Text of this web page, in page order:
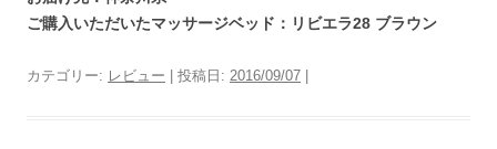
ご購入いただいたマッサージベッド：リビエラ28 ブラウン
カテゴリー: レビュー | 投稿日: 2016/09/07